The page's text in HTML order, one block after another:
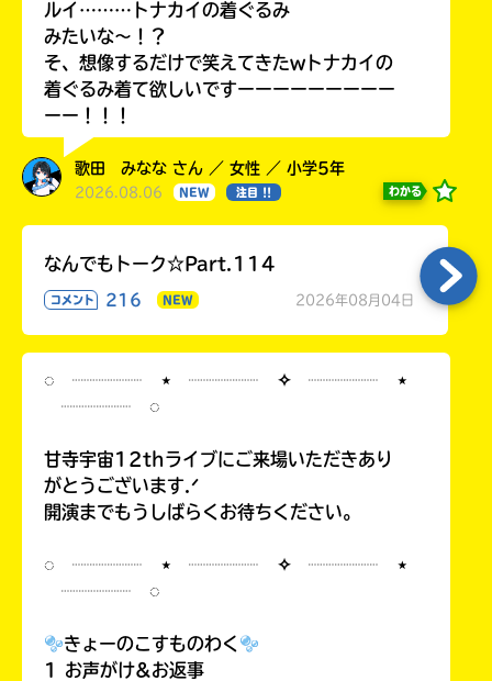
ルイ………トナカイの着ぐるみ
みたいな〜！？
そ、想像するだけで笑えてきたwトナカイの
着ぐるみ着て欲しいですーーーーーーーーー
ーー！！！
歌田 みなな さん ／ 女性 ／ 小学5年
2026.08.06 NEW 注目 !! わかる
なんでもトーク☆Part.114
コメント 216 NEW 2026年08月04日
◌ ┈┈┈┈ ⋆ ┈┈┈┈ ✧ ┈┈┈┈ ⋆
┈┈┈┈ ◌
甘寺宇宙12thライブにご来場いただきあり
がとうございます.ᐟ
開演までもうしばらくお待ちください。
◌ ┈┈┈┈ ⋆ ┈┈┈┈ ✧ ┈┈┈┈ ⋆
┈┈┈┈ ◌
きょーのこすものわく
1 お声がけ&お返事